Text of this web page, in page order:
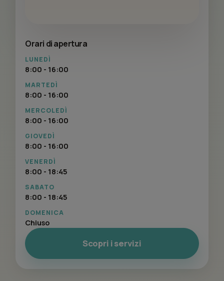
Orari di apertura
LUNEDÌ
8:00 - 16:00
MARTEDÌ
8:00 - 16:00
MERCOLEDÌ
8:00 - 16:00
GIOVEDÌ
8:00 - 16:00
VENERDÌ
8:00 - 18:45
SABATO
8:00 - 18:45
DOMENICA
Chiuso
Scopri i servizi